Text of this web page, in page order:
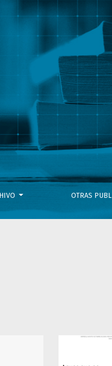
OTRAS